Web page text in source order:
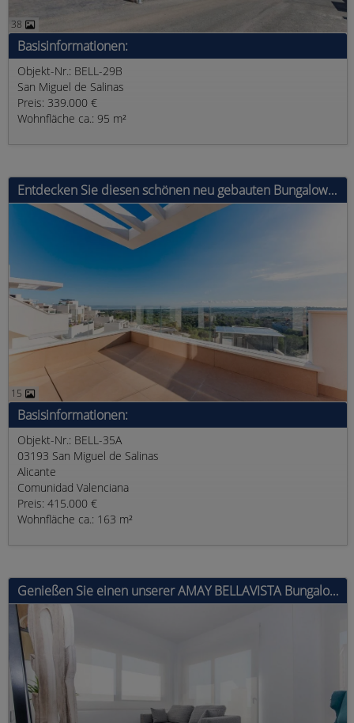
38
Basisinformationen:
Objekt-Nr.: BELL-29B
San Miguel de Salinas
Preis: 339.000 €
Wohnfläche ca.: 95 m²
Entdecken Sie diesen schönen neu gebauten Bungalow in San Miguel de Salinas Sind Sie auf der Suche nach einer Erholung in der Sonne und der
15
Basisinformationen:
Objekt-Nr.: BELL-35A
03193 San Miguel de Salinas
Alicante
Comunidad Valenciana
Preis: 415.000 €
Wohnfläche ca.: 163 m²
Genießen Sie einen unserer AMAY BELLAVISTA Bungalows: Design, Komfort und Lage. Diese wunderbare Erdgeschoss Bungalow der neuen